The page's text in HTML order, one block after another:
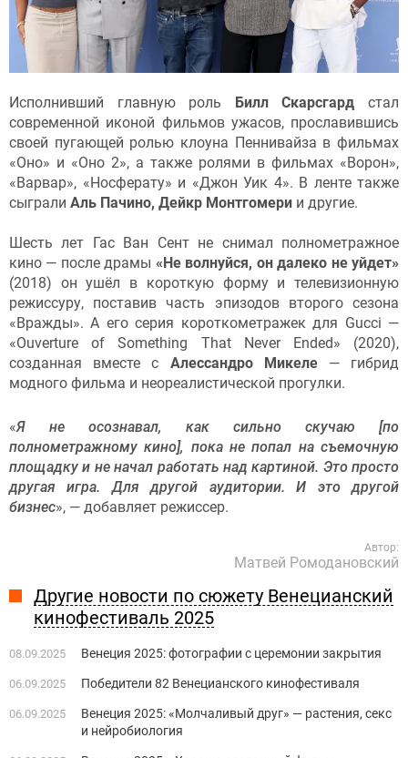
Исполнивший главную роль Билл Скарсгардстал
современной иконой фильмов ужасов, прославившись
своей пугающей ролью клоуна Пеннивайза в фильмах
«Оно» и «Оно 2», а также ролями в фильмах «Ворон»,
«Варвар», «Носферату» и «Джон Уик 4». В ленте также
сыграли Аль Пачино, Дейкр Монтгомери и другие.
Шесть лет Гас Ван Сент не снимал полнометражное
кино — после драмы «Не волнуйся, он далеко не уйдет»
(2018) он ушёл в короткую форму и телевизионную
режиссуру, поставив часть эпизодов второго сезона
«Вражды». А его серия короткометражек для Gucci —
«Ouverture of Something That Never Ended» (2020),
созданная вместе с Алессандро Микеле — гибрид
модного фильма и неореалистической прогулки.
«Я не осознавал, как сильно скучаю [по
полнометражному кино], пока не попал на съемочную
площадку и не начал работать над картиной. Это просто
другая игра. Для другой аудитории. И это другой
бизнес», — добавляет режиссер.
Автор:
Матвей Ромодановский
Другие новости по сюжету Венецианский
кинофестиваль 2025
08.09.2025 Венеция 2025: фотографии с церемонии закрытия
06.09.2025 Победители 82 Венецианского кинофестиваля
06.09.2025
Венеция 2025: «Молчаливый друг» — растения, секс
и нейробиология